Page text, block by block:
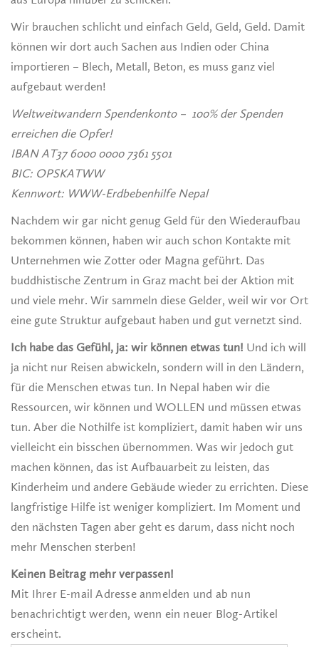
Wir brauchen schlicht und einfach Geld, Geld, Geld. Damit
können wir dort auch Sachen aus Indien oder China
importieren – Blech, Metall, Beton, es muss ganz viel
aufgebaut werden!
Weltweitwandern Spendenkonto – 100% der Spenden
erreichen die Opfer!
IBAN AT37 6000 0000 7361 5501
BIC: OPSKATWW
Kennwort: WWW-Erdbebenhilfe Nepal
Nachdem wir gar nicht genug Geld für den Wiederaufbau
bekommen können, haben wir auch schon Kontakte mit
Unternehmen wie Zotter oder Magna geführt. Das
buddhistische Zentrum in Graz macht bei der Aktion mit
und viele mehr. Wir sammeln diese Gelder, weil wir vor Ort
eine gute Struktur aufgebaut haben und gut vernetzt sind.
Ich habe das Gefühl, ja: wir können etwas tun! Und ich will
ja nicht nur Reisen abwickeln, sondern will in den Ländern,
für die Menschen etwas tun. In Nepal haben wir die
Ressourcen, wir können und WOLLEN und müssen etwas
tun. Aber die Nothilfe ist kompliziert, damit haben wir uns
vielleicht ein bisschen übernommen. Was wir jedoch gut
machen können, das ist Aufbauarbeit zu leisten, das
Kinderheim und andere Gebäude wieder zu errichten. Diese
langfristige Hilfe ist weniger kompliziert. Im Moment und
den nächsten Tagen aber geht es darum, dass nicht noch
mehr Menschen sterben!
Keinen Beitrag mehr verpassen!
Mit Ihrer E-mail Adresse anmelden und ab nun
benachrichtigt werden, wenn ein neuer Blog-Artikel
erscheint.